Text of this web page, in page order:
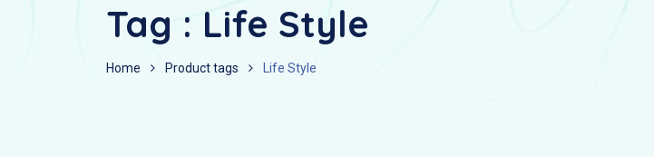
Tag : Life Style
Home Product tags Life Style